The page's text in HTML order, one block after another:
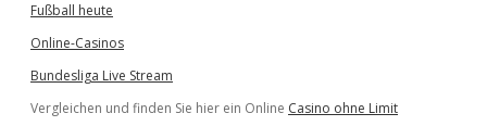
Fußball heute
Online-Casinos
Bundesliga Live Stream
Vergleichen und finden Sie hier ein Online Casino ohne Limit